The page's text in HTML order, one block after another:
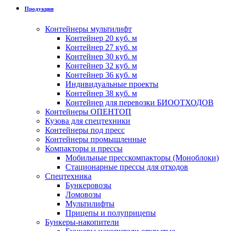
Продукция
Контейнеры мультилифт
Контейнер 20 куб. м
Контейнер 27 куб. м
Контейнер 30 куб. м
Контейнер 32 куб. м
Контейнер 36 куб. м
Индивидуальные проекты
Контейнер 38 куб. м
Контейнер для перевозки БИООТХОДОВ
Контейнеры ОПЕНТОП
Кузова для спецтехники
Контейнеры под пресс
Контейнеры промышленные
Компакторы и прессы
Мобильные пресскомпакторы (Моноблоки)
Стационарные прессы для отходов
Спецтехника
Бункеровозы
Ломовозы
Мультилифты
Прицепы и полуприцепы
Бункеры-накопители